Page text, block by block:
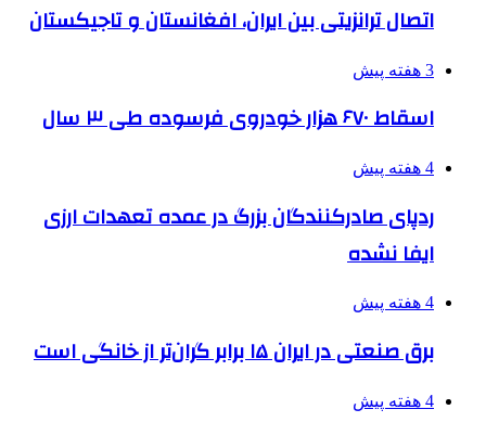
اتصال ترانزیتی بین ایران، افغانستان و تاجیکستان
3 هفته پیش
اسقاط ۶۷۰ هزار خودروی فرسوده طی ۳ سال
4 هفته پیش
ردپای صادرکنندگان بزرگ در عمده تعهدات ارزی
ایفا نشده
4 هفته پیش
برق صنعتی در ایران ۱۵ برابر گران‌تر از خانگی است
4 هفته پیش